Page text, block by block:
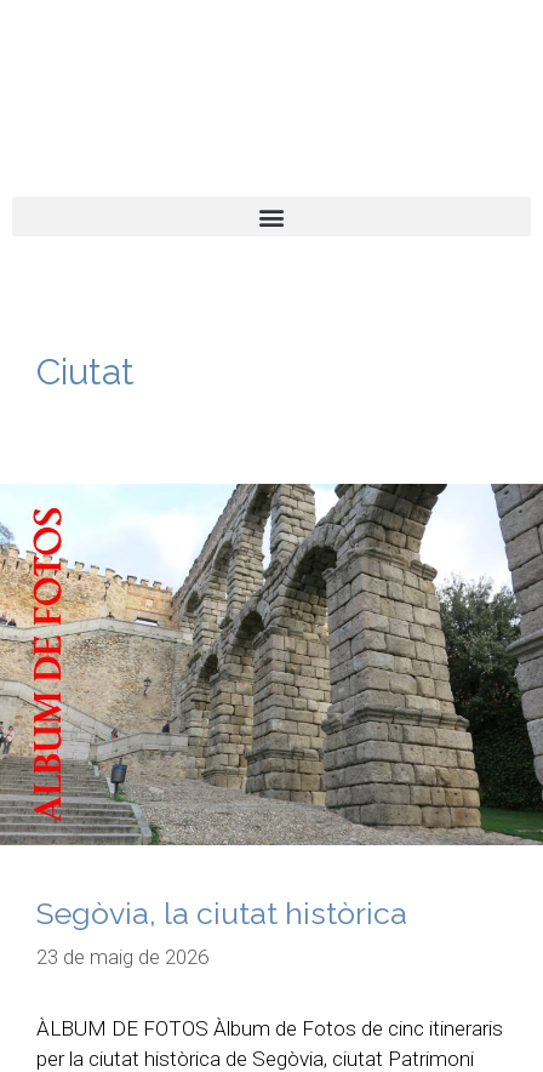
Ciutat
Segòvia, la ciutat històrica
23 de maig de 2026
ÀLBUM DE FOTOS Àlbum de Fotos de cinc itineraris
per la ciutat històrica de Segòvia, ciutat Patrimoni